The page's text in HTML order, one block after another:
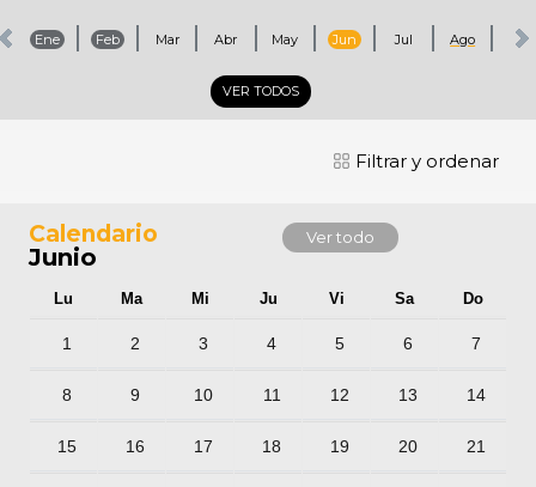
Ene Feb Mar Abr May Jun Jul Ago Sep
VER TODOS
Filtrar y ordenar
Calendario
Junio
Ver todo
Lu Ma Mi Ju Vi Sa Do
1 2 3 4 5 6 7
8 9 10 11 12 13 14
15 16 17 18 19 20 21